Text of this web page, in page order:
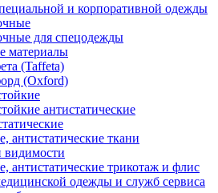
и корпоративной одежды
для спецодежды
материалы
(Taffeta)
(Oxford)
антистатические
антистатические ткани
антистатические трикотаж и флис
одежды и служб сервиса